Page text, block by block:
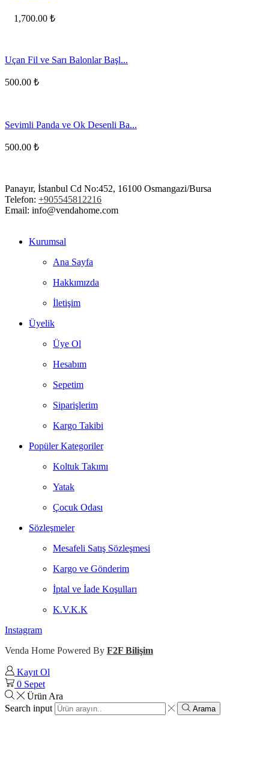
1,700.00 ₺
Uçan Fil ve Sarı Balonlar Başl...
500.00 ₺
Sevimli Panda ve Ok Desenli Ba...
500.00 ₺
Panayır, İstanbul Cd No:452, 16100 Osmangazi/Bursa
Telefon: +905545812216
Email: info@vendahome.com
Kurumsal
Ana Sayfa
Hakkımızda
İletişim
Üyelik
Üye Ol
Hesabım
Sepetim
Siparişlerim
Kargo Takibi
Popüler Kategoriler
Koltuk Takımı
Yatak
Çocuk Odası
Sözleşmeler
Mesafeli Satış Sözleşmesi
Kargo ve Gönderim
İptal ve İade Koşulları
K.V.K.K
Instagram
Venda Home Powered By F2F Bilişim
Kayıt Ol
0 Sepet
Ürün Ara
Search input
Arama